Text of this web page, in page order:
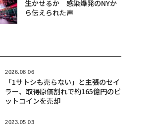
生かせるか 感染爆発のNYか
ら伝えられた声
2026.08.06
「1サトシも売らない」と主張のセイ
ラー、取得原価割れで約165億円のビ
ットコインを売却
2023.05.03